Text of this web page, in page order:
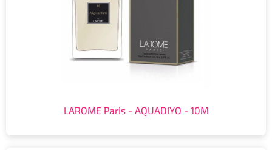
LAROME Paris - AQUADIYO - 10M